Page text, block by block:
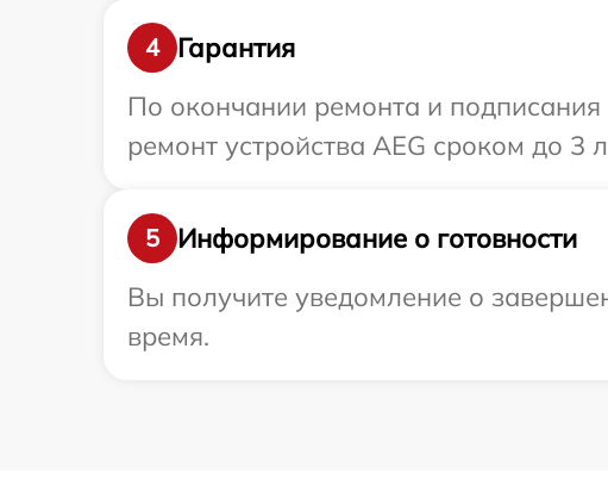
4
Гарантия
По окончании ремонта и
ремонт устройства AEG сроком до 3
5
Информирование о готовности
Вы получите уведомление о
время.